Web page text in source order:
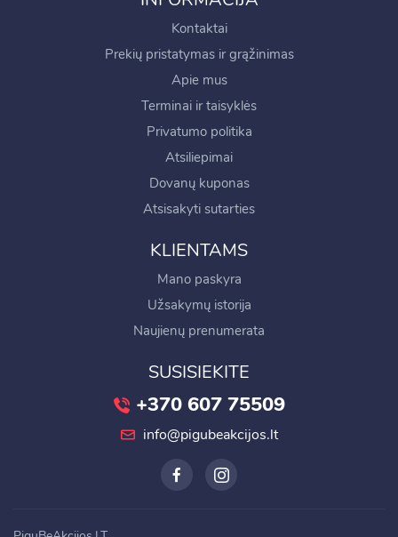
Kontaktai
Prekių pristatymas ir grąžinimas
Apie mus
Terminai ir taisyklės
Privatumo politika
Atsiliepimai
Dovanų kuponas
Atsisakyti sutarties
KLIENTAMS
Mano paskyra
Užsakymų istorija
Naujienų prenumerata
SUSISIEKITE
+370 607 75509
info@pigubeakcijos.lt